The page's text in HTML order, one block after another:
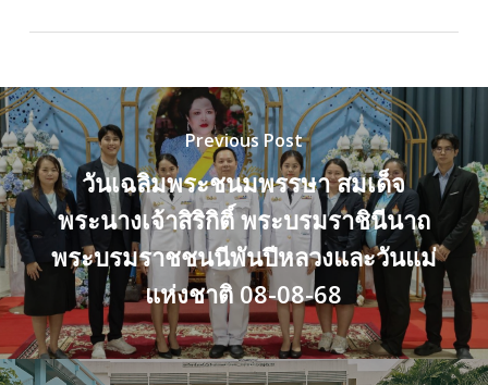
Previous Post
วันเฉลิมพระชนมพรรษา สมเด็จ
พระนางเจ้าสิริกิติ์ พระบรมราชินีนาถ
พระบรมราชชนนีพันปีหลวงและวันแม่
แห่งชาติ 08-08-68